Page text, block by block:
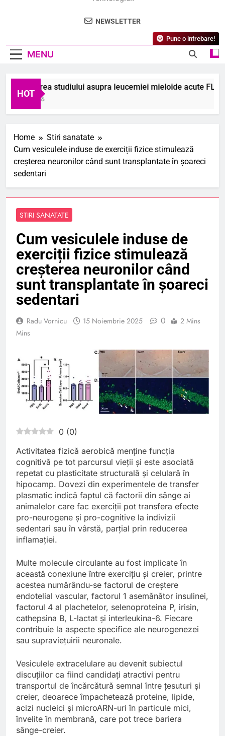
NEWSLETTER
MENU
Pune o intrebare!
HOT
studiului asupra leucemiei mieloide acute FLT3-
2026
Home
Stiri sanatate
Cum vesiculele induse de exerciții fizice stimulează
creșterea neuronilor când sunt transplantate în șoareci
sedentari
STIRI SANATATE
Cum vesiculele induse de
exerciții fizice stimulează
creșterea neuronilor când
sunt transplantate în șoareci
sedentari
Radu Vornicu 15 Noiembrie 2025 0
2 Mins
Mins
0 (0)
Activitatea fizică aerobică menține funcția
cognitivă pe tot parcursul vieții și este asociată
repetat cu plasticitate structurală și celulară în
hipocamp. Dovezi din experimentele de transfer
plasmatic indică faptul că factorii din sânge ai
animalelor care fac exerciții pot transfera efecte
pro-neurogene și pro-cognitive la indivizii
sedentari sau în vârstă, parțial prin reducerea
inflamației.
Multe molecule circulante au fost implicate în
această conexiune între exercițiu și creier, printre
acestea numărându-se factorul de creștere
endotelial vascular, factorul 1 asemănător insulinei,
factorul 4 al plachetelor, selenoproteina P, irisin,
cathepsina B, L-lactat și interleukina-6. Fiecare
contribuie la aspecte specifice ale neurogenezei
sau supraviețuirii neuronale.
Vesiculele extracelulare au devenit subiectul
discuțiilor ca fiind candidați atractivi pentru
transportul de încărcătură semnal între țesuturi și
creier, deoarece împachetează proteine, lipide,
acizi nucleici și microARN-uri în particule mici,
învelite în membrană, care pot trece bariera
sânge-creier.